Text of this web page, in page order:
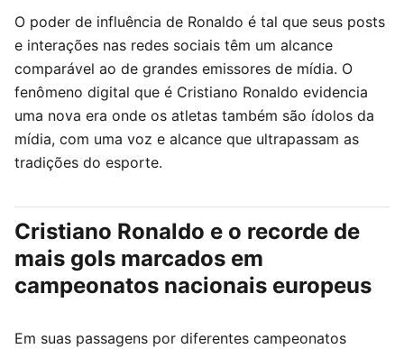
O poder de influência de Ronaldo é tal que seus posts
e interações nas redes sociais têm um alcance
comparável ao de grandes emissores de mídia. O
fenômeno digital que é Cristiano Ronaldo evidencia
uma nova era onde os atletas também são ídolos da
mídia, com uma voz e alcance que ultrapassam as
tradições do esporte.
Cristiano Ronaldo e o recorde de
mais gols marcados em
campeonatos nacionais europeus
Em suas passagens por diferentes campeonatos